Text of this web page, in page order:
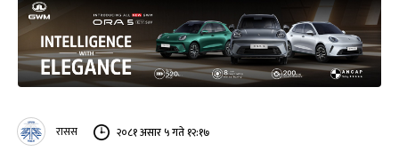
रासस २०८१ असार ५ गते १२:१७